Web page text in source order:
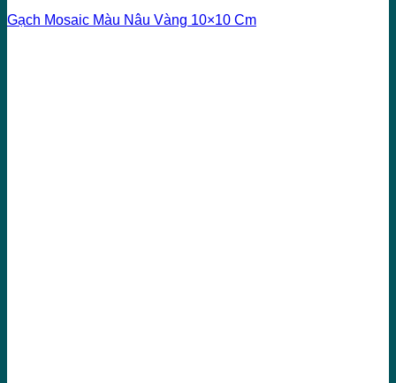
Gạch Mosaic Màu Nâu Vàng 10×10 Cm